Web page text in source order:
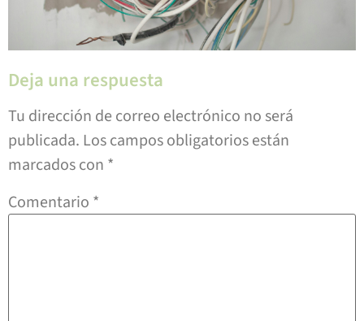
Deja una respuesta
Tu dirección de correo electrónico no será
publicada. Los campos obligatorios están
marcados con *
Comentario *